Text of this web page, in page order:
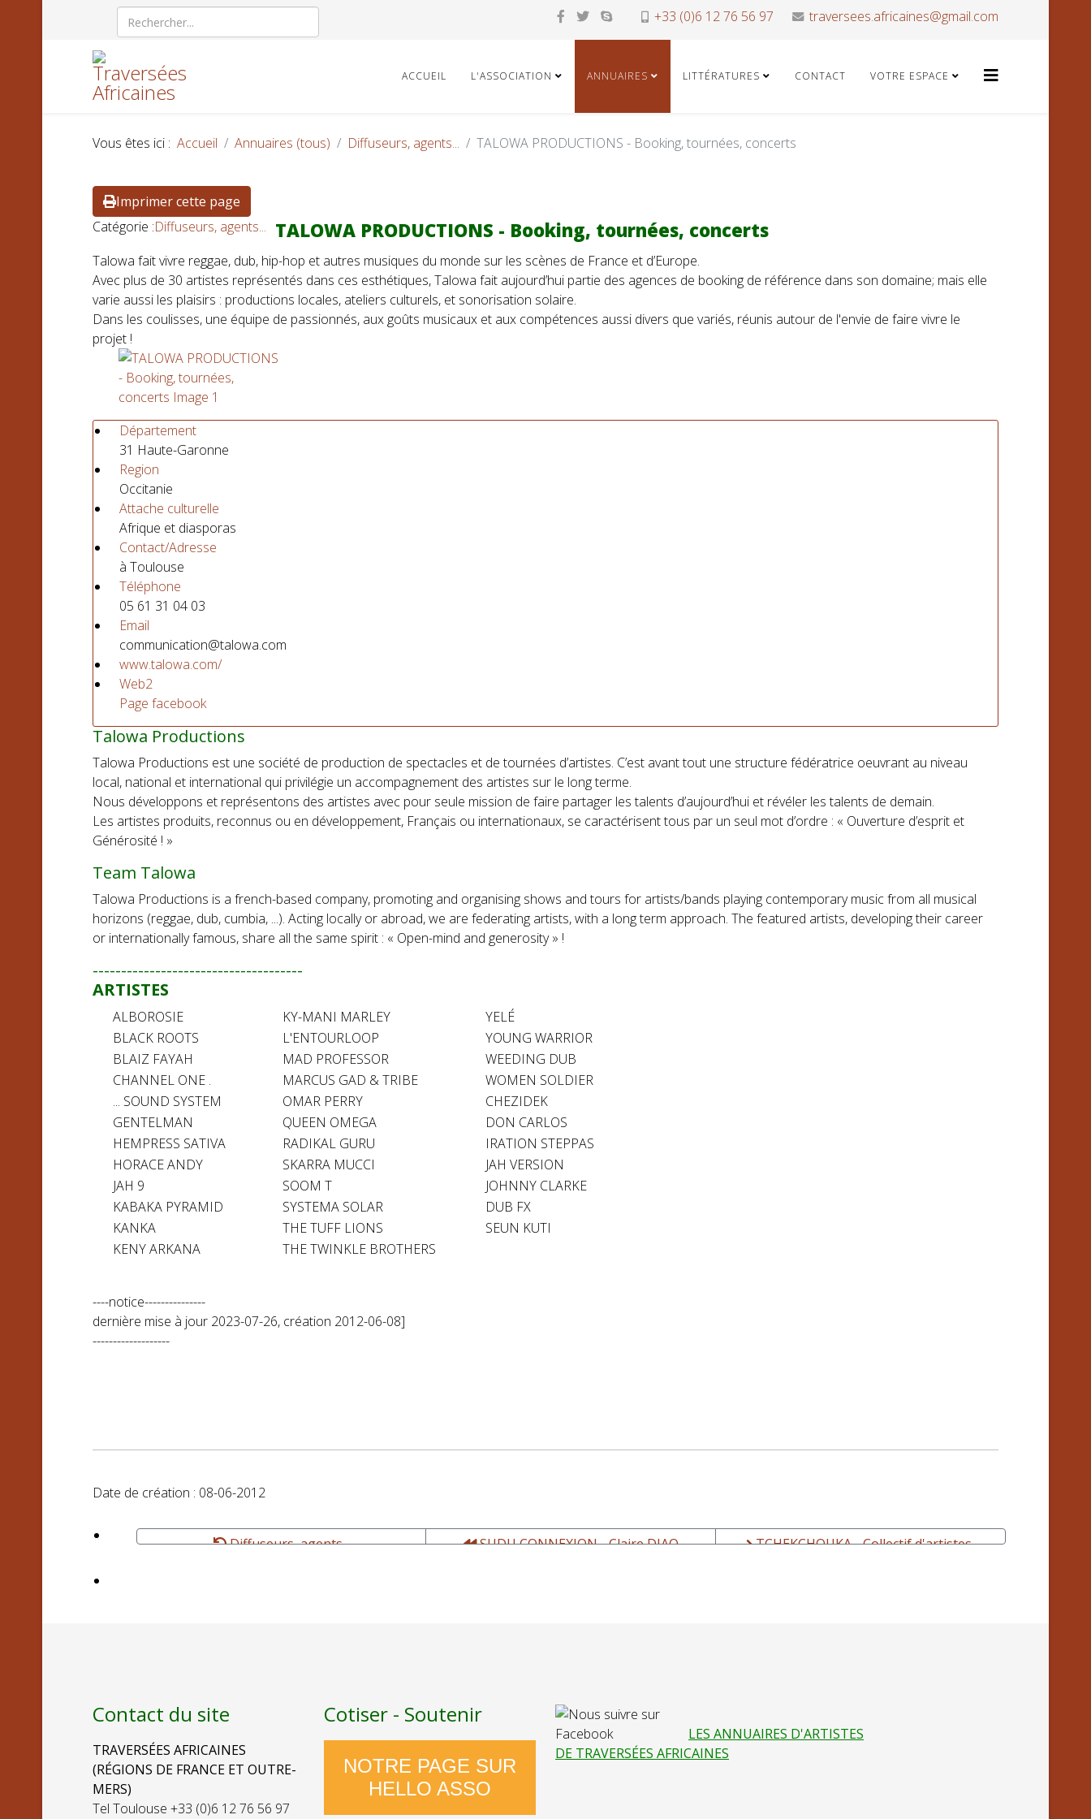
+33 (0)6 12 76 56 97 traversees.africaines@gmail.com
ACCUEIL L'ASSOCIATION ANNUAIRES LITTÉRATURES CONTACT VOTRE ESPACE
Vous êtes ici : Accueil Annuaires (tous) Diffuseurs, agents... TALOWA PRODUCTIONS - Booking, tournées, concerts
Imprimer cette page
Catégorie :Diffuseurs, agents... TALOWA PRODUCTIONS - Booking, tournées, concerts
Talowa fait vivre reggae, dub, hip-hop et autres musiques du monde sur les scènes de France et d’Europe.
Avec plus de 30 artistes représentés dans ces esthétiques, Talowa fait aujourd’hui partie des agences de booking de référence dans son domaine; mais elle
varie aussi les plaisirs : productions locales, ateliers culturels, et sonorisation solaire.
Dans les coulisses, une équipe de passionnés, aux goûts musicaux et aux compétences aussi divers que variés, réunis autour de l'envie de faire vivre le
projet !
Département
31 Haute-Garonne
Region
Occitanie
Attache culturelle
Afrique et diasporas
Contact/Adresse
à Toulouse
Téléphone
05 61 31 04 03
Email
communication@talowa.com
www.talowa.com/
Web2
Page facebook
Talowa Productions
Talowa Productions est une société de production de spectacles et de tournées d’artistes. C’est avant tout une structure fédératrice oeuvrant au niveau
local, national et international qui privilégie un accompagnement des artistes sur le long terme.
Nous développons et représentons des artistes avec pour seule mission de faire partager les talents d’aujourd’hui et révéler les talents de demain.
Les artistes produits, reconnus ou en développement, Français ou internationaux, se caractérisent tous par un seul mot d’ordre : « Ouverture d’esprit et
Générosité ! »
Team Talowa
Talowa Productions is a french-based company, promoting and organising shows and tours for artists/bands playing contemporary music from all musical
horizons (reggae, dub, cumbia, ...). Acting locally or abroad, we are federating artists, with a long term approach. The featured artists, developing their career
or internationally famous, share all the same spirit : « Open-mind and generosity » !
-------------------------------------
ARTISTES
ALBOROSIE KY-MANI MARLEY
YELÉ
BLACK ROOTS
L'ENTOURLOOP
YOUNG WARRIOR
BLAIZ FAYAH
MAD PROFESSOR
WEEDING DUB
CHANNEL ONE .
MARCUS GAD & TRIBE
WOMEN SOLDIER
... SOUND SYSTEM
OMAR PERRY
CHEZIDEK
GENTELMAN
QUEEN OMEGA
DON CARLOS
HEMPRESS SATIVA
RADIKAL GURU
IRATION STEPPAS
HORACE ANDY
SKARRA MUCCI
JAH VERSION
JAH 9
SOOM T
JOHNNY CLARKE
KABAKA PYRAMID
SYSTEMA SOLAR
DUB FX
KANKA
THE TUFF LIONS
SEUN KUTI
KENY ARKANA
THE TWINKLE BROTHERS
----notice---------------
dernière mise à jour 2023-07-26, création 2012-06-08]
-------------------
Date de création : 08-06-2012
Diffuseurs, agents... SUDU CONNEXION - Claire DIAO
TCHEKCHOUKA - Collectif d'artistes,
Contact du site
TRAVERSÉES AFRICAINES
(RÉGIONS DE FRANCE ET OUTRE-
MERS)
Tel Toulouse +33 (0)6 12 76 56 97
Cotiser - Soutenir
NOTRE PAGE SUR
HELLO ASSO
LES ANNUAIRES D'ARTISTES
DE TRAVERSÉES AFRICAINES